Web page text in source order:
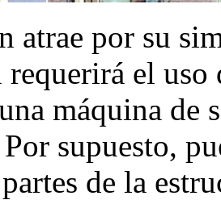
atrae por su
el uso
máquina de
supuesto,
de la